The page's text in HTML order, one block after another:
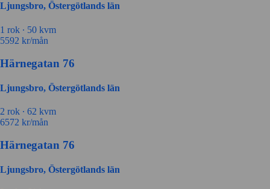
Ljungsbro, Östergötlands län
1 rok ∙ 50 kvm
5592 kr/mån
Härnegatan 76
Ljungsbro, Östergötlands län
2 rok ∙ 62 kvm
6572 kr/mån
Härnegatan 76
Ljungsbro, Östergötlands län